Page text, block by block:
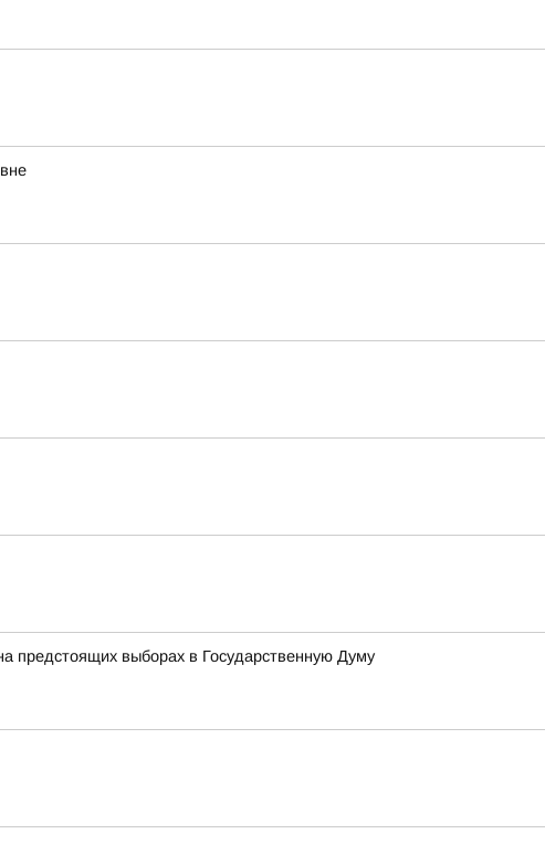
предстоящих выборах в Государственную Думу